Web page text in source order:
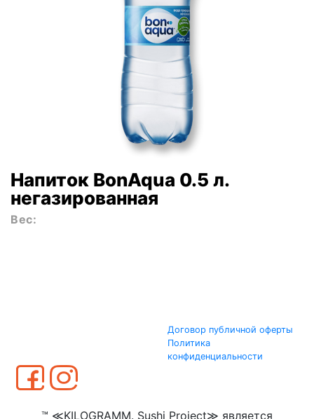
Напиток BonAqua 0.5 л.
негазированная
Вес:
Договор публичной оферты
Политика
конфиденциальности
™ ≪KILOGRAMM. Sushi Project≫ является